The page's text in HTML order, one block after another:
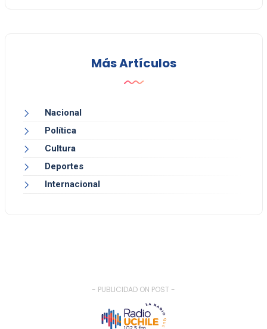
Más Artículos
Nacional
Política
Cultura
Deportes
Internacional
- PUBLICIDAD ON POST -